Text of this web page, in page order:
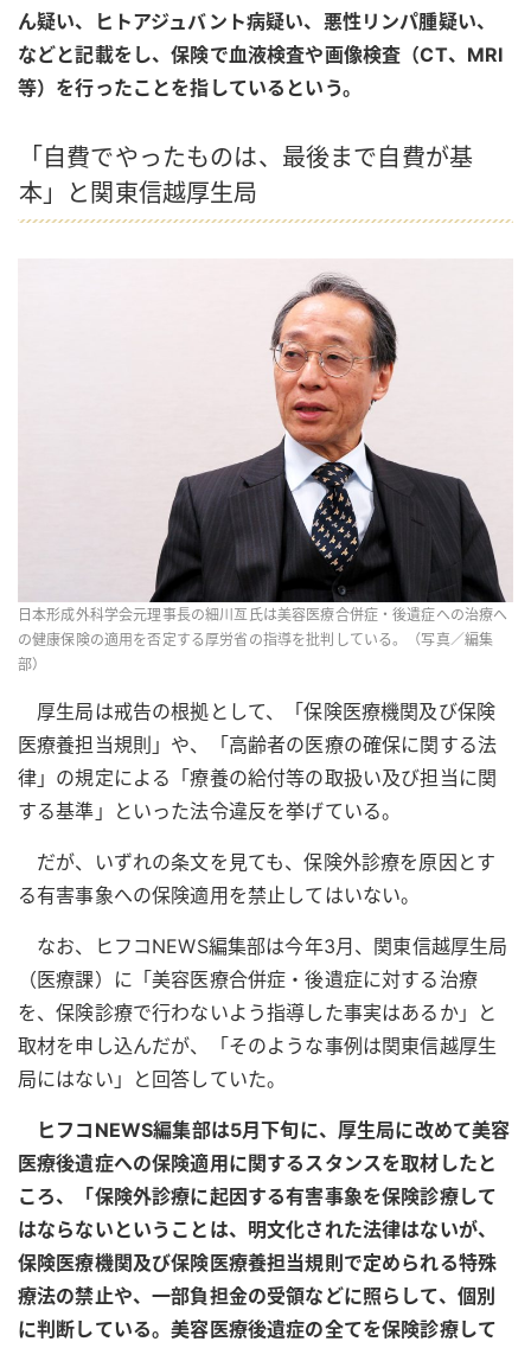
ん疑い、ヒトアジュバント病疑い、悪性リンパ腫疑い、
などと記載をし、保険で血液検査や画像検査（CT、MRI
等）を行ったことを指しているという。
「自費でやったものは、最後まで自費が基
本」と関東信越厚生局
日本形成外科学会元理事長の細川亙氏は美容医療合併症・後遺症への治療へ
の健康保険の適用を否定する厚労省の指導を批判している。（写真／編集
部）
厚生局は戒告の根拠として、「保険医療機関及び保険
医療養担当規則」や、「高齢者の医療の確保に関する法
律」の規定による「療養の給付等の取扱い及び担当に関
する基準」といった法令違反を挙げている。
だが、いずれの条文を見ても、保険外診療を原因とす
る有害事象への保険適用を禁止してはいない。
なお、ヒフコNEWS編集部は今年3月、関東信越厚生局
（医療課）に「美容医療合併症・後遺症に対する治療
を、保険診療で行わないよう指導した事実はあるか」と
取材を申し込んだが、「そのような事例は関東信越厚生
局にはない」と回答していた。
ヒフコNEWS編集部は5月下旬に、厚生局に改めて美容
医療後遺症への保険適用に関するスタンスを取材したと
ころ、「保険外診療に起因する有害事象を保険診療して
はならないということは、明文化された法律はないが、
保険医療機関及び保険医療養担当規則で定められる特殊
療法の禁止や、一部負担金の受領などに照らして、個別
に判断している。美容医療後遺症の全てを保険診療して